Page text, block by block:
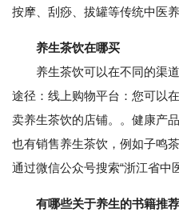
按摩、刮痧、拔罐等传统中医
养生茶饮在哪买
养生茶饮可以在不同的渠道
途径：线上购物平台：您可以
卖养生茶饮的店铺。。健康产
也有销售养生茶饮，例如子鸣
通过微信公众号搜索“浙江省中
有哪些关于养生的书籍推荐